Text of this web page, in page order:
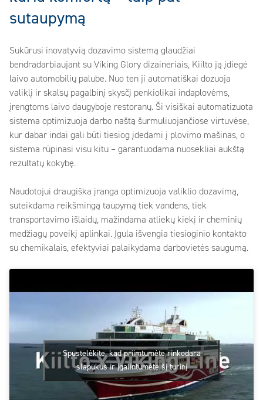
sutaupymą
Sukūrusi inovatyvią dozavimo sistemą glaudžiai
bendradarbiaujant su Viking Glory dizaineriais, Kiilto ją įdiegė
laivo automobilių palube. Nuo ten ji automatiškai dozuoja
valiklį ir skalsų pagalbinį skysčį penkiolikai indaplovėms,
įrengtoms laivo daugyboje restoranų. Ši visiškai automatizuota
sistema optimizuoja darbo naštą šurmuliuojančiose virtuvėse,
kur dabar indai gali būti tiesiog įdedami į plovimo mašinas, o
sistema rūpinasi visu kitu – garantuodama nuosekliai aukštą
rezultatų kokybę.
Naudotojui draugiška įranga optimizuoja valiklio dozavimą,
suteikdama reikšmingą taupymą tiek vandens, tiek
transportavimo išlaidų, mažindama atliekų kiekį ir cheminių
medžiagų poveikį aplinkai. Įgula išvengia tiesioginio kontakto
su chemikalais, efektyviai palaikydama darbovietės saugumą.
Spustelėkite, kad priimtumėte rinkodara
slapukus ir įgalintumėte šį turinį